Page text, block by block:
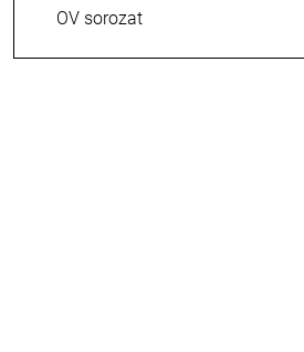
OV sorozat